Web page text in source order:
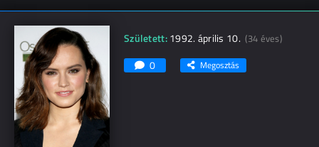
Született:1992. április 10.(34 éves)
0 Megosztás